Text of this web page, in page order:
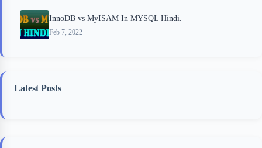
InnoDB vs MyISAM In MYSQL Hindi.
Feb 7, 2022
Latest Posts